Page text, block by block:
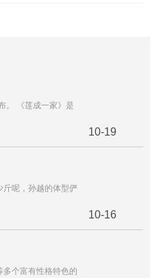
。 《莲成一家》是
10-19
斤呢，孙越的体型俨
10-16
个富有性格特色的